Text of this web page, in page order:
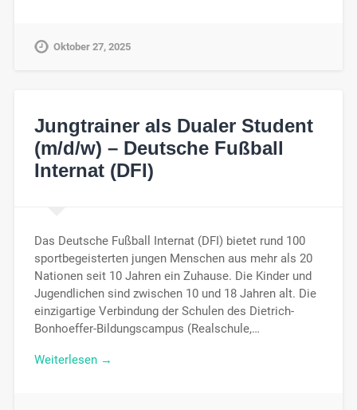
Oktober 27, 2025
Jungtrainer als Dualer Student
(m/d/w) – Deutsche Fußball
Internat (DFI)
Das Deutsche Fußball Internat (DFI) bietet rund 100
sportbegeisterten jungen Menschen aus mehr als 20
Nationen seit 10 Jahren ein Zuhause. Die Kinder und
Jugendlichen sind zwischen 10 und 18 Jahren alt. Die
einzigartige Verbindung der Schulen des Dietrich-
Bonhoeffer-Bildungscampus (Realschule,…
Weiterlesen →